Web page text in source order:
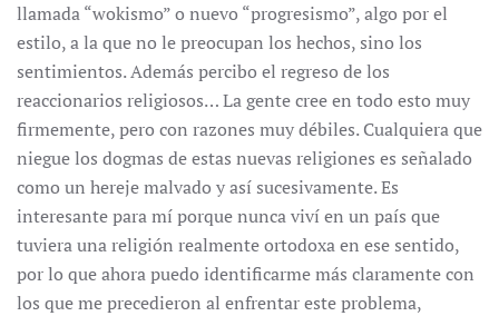
llamada “wokismo” o nuevo “progresismo”, algo por el
estilo, a la que no le preocupan los hechos, sino los
sentimientos. Además percibo el regreso de los
reaccionarios religiosos… La gente cree en todo esto muy
firmemente, pero con razones muy débiles. Cualquiera que
niegue los dogmas de estas nuevas religiones es señalado
como un hereje malvado y así sucesivamente. Es
interesante para mí porque nunca viví en un país que
tuviera una religión realmente ortodoxa en ese sentido,
por lo que ahora puedo identificarme más claramente con
los que me precedieron al enfrentar este problema,